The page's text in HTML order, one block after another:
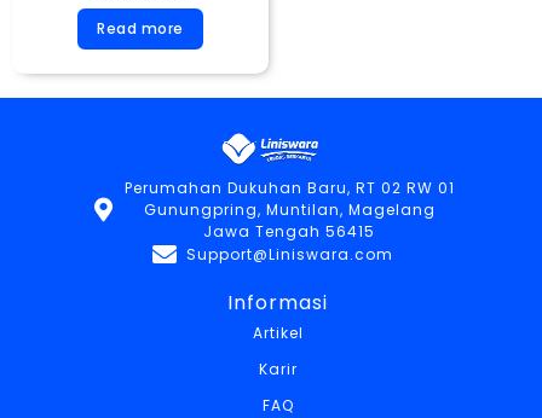
Read more
Perumahan Dukuhan Baru, RT 02 RW 01
Gunungpring, Muntilan, Magelang
Jawa Tengah 56415
Support@Liniswara.com
Informasi
Artikel
Karir
FAQ